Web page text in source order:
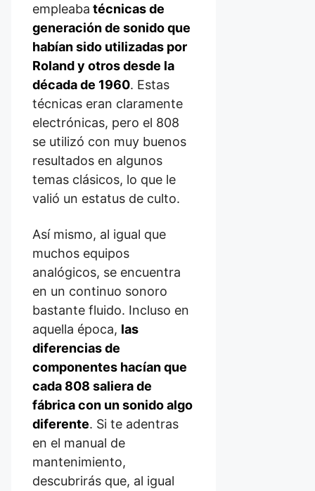
empleaba técnicas de
generación de sonido que
habían sido utilizadas por
Roland y otros desde la
década de 1960. Estas
técnicas eran claramente
electrónicas, pero el 808
se utilizó con muy buenos
resultados en algunos
temas clásicos, lo que le
valió un estatus de culto.
Así mismo, al igual que
muchos equipos
analógicos, se encuentra
en un continuo sonoro
bastante fluido. Incluso en
aquella época, las
diferencias de
componentes hacían que
cada 808 saliera de
fábrica con un sonido algo
diferente. Si te adentras
en el manual de
mantenimiento,
descubrirás que, al igual